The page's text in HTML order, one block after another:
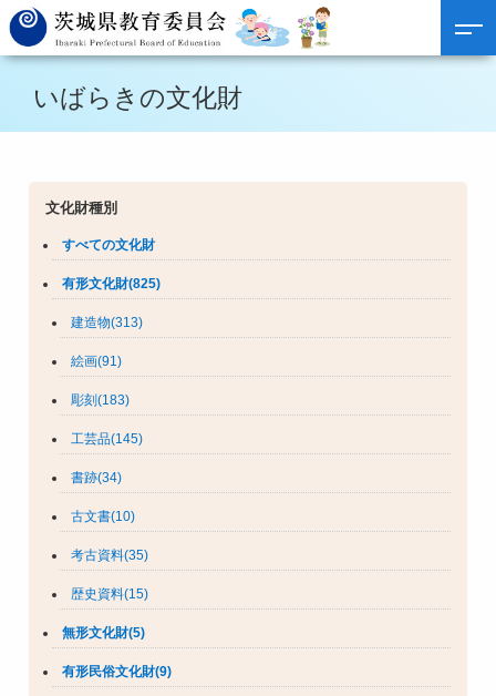
いばらきの文化財
文化財種別
すべての文化財
有形文化財(825)
建造物(313)
絵画(91)
彫刻(183)
工芸品(145)
書跡(34)
古文書(10)
考古資料(35)
歴史資料(15)
無形文化財(5)
有形民俗文化財(9)